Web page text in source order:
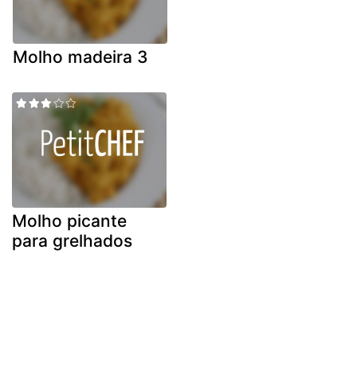
Molho madeira 3
Molho picante
para grelhados